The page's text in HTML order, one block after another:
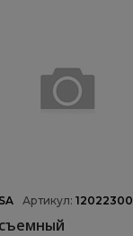
Артикул: 12022300